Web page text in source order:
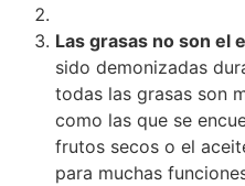
Las grasas no son el
sido demonizadas
todas las grasas son
como las que se
frutos secos o el
para muchas